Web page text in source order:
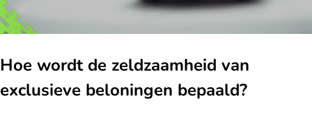
Hoe wordt de zeldzaamheid van
exclusieve beloningen bepaald?